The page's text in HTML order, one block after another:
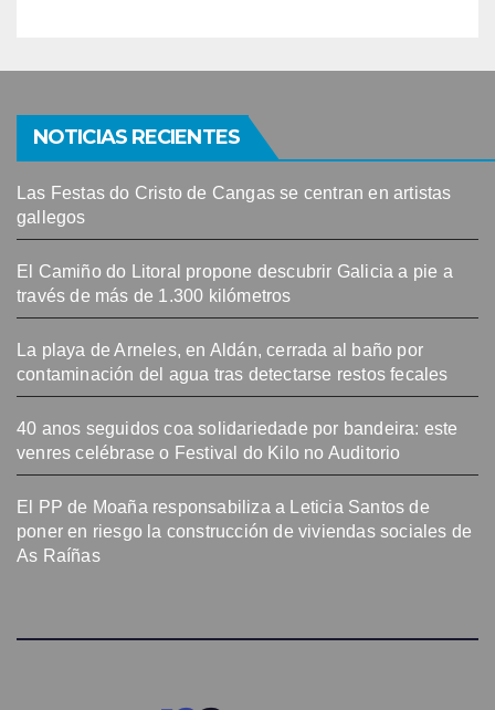
NOTICIAS RECIENTES
Las Festas do Cristo de Cangas se centran en artistas
gallegos
El Camiño do Litoral propone descubrir Galicia a pie a
través de más de 1.300 kilómetros
La playa de Arneles, en Aldán, cerrada al baño por
contaminación del agua tras detectarse restos fecales
40 anos seguidos coa solidariedade por bandeira: este
venres celébrase o Festival do Kilo no Auditorio
El PP de Moaña responsabiliza a Leticia Santos de
poner en riesgo la construcción de viviendas sociales de
As Raíñas